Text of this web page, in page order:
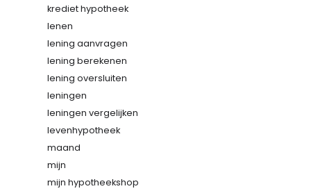
krediet hypotheek
lenen
lening aanvragen
lening berekenen
lening oversluiten
leningen
leningen vergelijken
levenhypotheek
maand
mijn
mijn hypotheekshop